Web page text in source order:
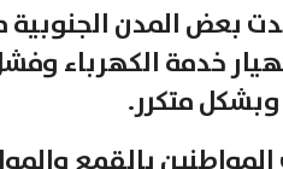
بعض المدن
خدمة الكهرباء
وبشكل متكرر.